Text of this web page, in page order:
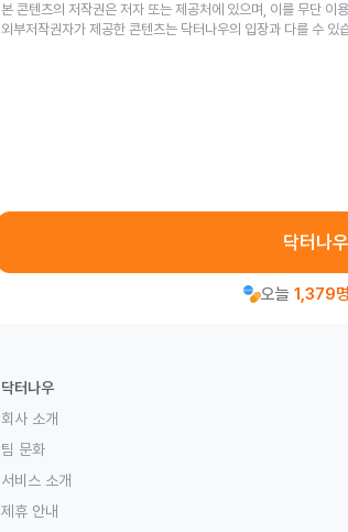
본 콘텐츠의 저작권은 저자 또는 제공처에 있으며, 이를 무단 이
외부저작권자가 제공한 콘텐츠는 닥터나우의 입장과 다를 수 있
닥터나
오늘 1,379명
닥터나우
회사 소개
팀 문화
서비스 소개
제휴 안내